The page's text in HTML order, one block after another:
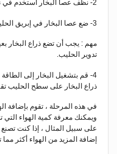
2- نظف عصا البخار استخدم في نظافته قطعة قماش .
3- ضع عصا البخار في إبريق الحليب بحيث يتم غمر طرف الذراع فقط.
مهم : يجب أن تضع ذراع البخار
تدوير الحليب.
4- قم بتشغيل البخار إلى
ذراع البخار على سطح الحليب
في هذه المرحلة ، تقوم بإضافة
ويمكنك معرفة كمية الهواء
على سبيل المثال ، إذا كنت
إضافة المزيد من الهواء أكثر مما